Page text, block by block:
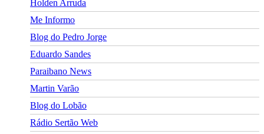
Holden Arruda
Me Informo
Blog do Pedro Jorge
Eduardo Sandes
Paraibano News
Martin Varão
Blog do Lobão
Rádio Sertão Web